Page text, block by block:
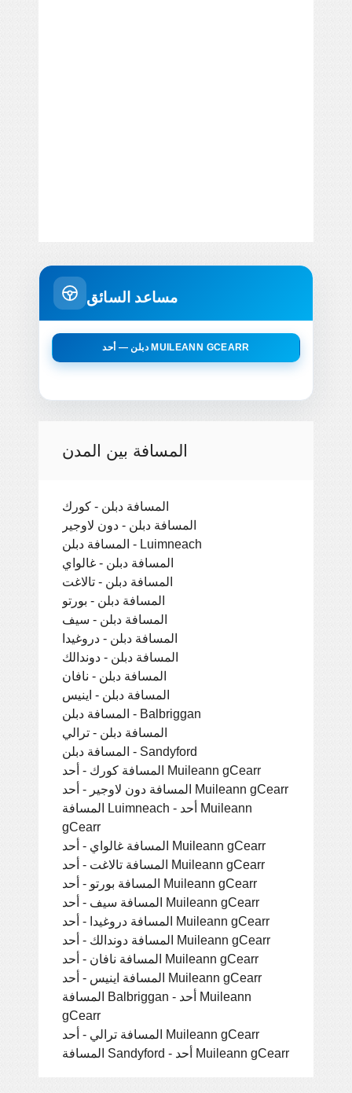
مساعد السائق
دبلن — أحد MUILEANN GCEARR
المسافة بين المدن
المسافة دبلن - كورك
المسافة دبلن - دون لاوجير
المسافة دبلن - Luimneach
المسافة دبلن - غالواي
المسافة دبلن - تالاغت
المسافة دبلن - بورتو
المسافة دبلن - سيف
المسافة دبلن - دروغيدا
المسافة دبلن - دوندالك
المسافة دبلن - نافان
المسافة دبلن - اينيس
المسافة دبلن - Balbriggan
المسافة دبلن - ترالي
المسافة دبلن - Sandyford
المسافة كورك - أحد Muileann gCearr
المسافة دون لاوجير - أحد Muileann gCearr
المسافة Luimneach - أحد Muileann
gCearr
المسافة غالواي - أحد Muileann gCearr
المسافة تالاغت - أحد Muileann gCearr
المسافة بورتو - أحد Muileann gCearr
المسافة سيف - أحد Muileann gCearr
المسافة دروغيدا - أحد Muileann gCearr
المسافة دوندالك - أحد Muileann gCearr
المسافة نافان - أحد Muileann gCearr
المسافة اينيس - أحد Muileann gCearr
المسافة Balbriggan - أحد Muileann
gCearr
المسافة ترالي - أحد Muileann gCearr
المسافة Sandyford - أحد Muileann gCearr